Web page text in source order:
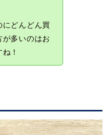
にどんどん買
多いのはお
！